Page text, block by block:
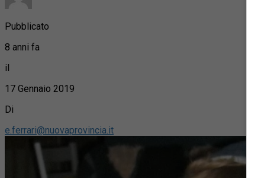
Pubblicato
8 anni fa
il
17 Gennaio 2019
Di
e.ferrari@nuovaprovincia.it